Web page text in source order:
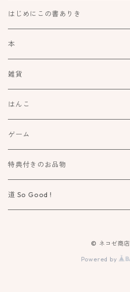
はじめにこの書ありき
本
食べもの飲みものお酒とか
アートや絵本の世界
だれかの考えごと
詩歌と会う
物語に飛びこむ
雑貨
kurofutago
ブローチ
ミラー
文具
はんこ
オスコラボ
カタチ×モヨウスタンプ
小さなカタチ×モヨウスタンプ
タカトモハンコ
ゲーム
Atelier Mimir
特典付きのお品物
道 So Good !
© ネコゼ商店
Powered by